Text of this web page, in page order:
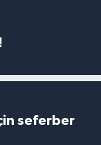
seferber